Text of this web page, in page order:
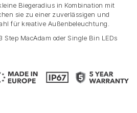
Biegeradius in Kombination mit
sie zu einer zuverlässigen und
für kreative Außenbeleuchtung.
Step MacAdam oder Single Bin LEDs